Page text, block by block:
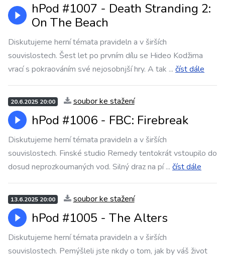
hPod #1007 - Death Stranding 2:
On The Beach
Diskutujeme herní témata pravideln a v širších
souvislostech. Šest let po prvním dílu se Hideo Kodžima
vrací s pokraováním své nejosobnjší hry. A tak ... číst dále
20.6.2025 20:00 soubor ke stažení
hPod #1006 - FBC: Firebreak
Diskutujeme herní témata pravideln a v širších
souvislostech. Finské studio Remedy tentokrát vstoupilo do
dosud neprozkoumaných vod. Silný draz na pí... číst dále
13.6.2025 20:00 soubor ke stažení
hPod #1005 - The Alters
Diskutujeme herní témata pravideln a v širších
souvislostech. Pemýšleli jste nkdy o tom, jak by váš život